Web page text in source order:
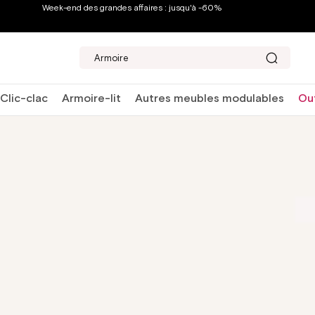
Week-end des grandes affaires : jusqu'à -60%
Matelas
Clic-clac Armoire-lit Autres meubles modulables